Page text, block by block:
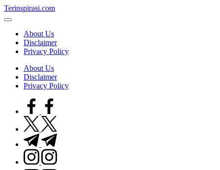
Skip
to
Terinspirasi.com
Inspirasi
TerkiniAbout Us
Disclaimer
Privacy Policy
About Us
Disclaimer
Privacy Policy
facebook.com
twitter.com
t.me
instagram.com